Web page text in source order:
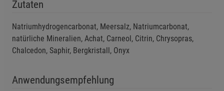
Zutaten
Natriumhydrogencarbonat, Meersalz, Natriumcarbonat,
natürliche Mineralien, Achat, Carneol, Citrin, Chrysopras,
Chalcedon, Saphir, Bergkristall, Onyx
Anwendungsempfehlung